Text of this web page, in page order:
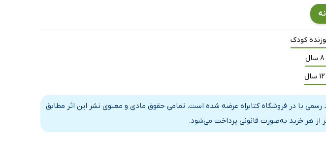
کودک
با در فروشگاه کتابراه عرضه شده است. تمامی حقوق مادی و معنوی نشر این اثر مطابق
از هر خرید به‌صورت قانونی پرداخت می‌شود.